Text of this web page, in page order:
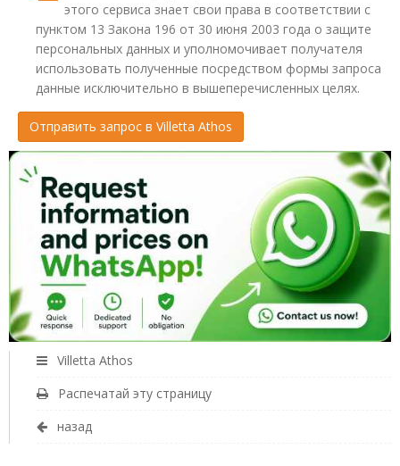
этого сервиса знает свои права в соответствии с
пунктом 13 Закона 196 от 30 июня 2003 года о защите
персональных данных и уполномочивает получателя
использовать полученные посредством формы запроса
данные исключительно в вышеперечисленных целях.
Villetta Athos
Распечатай эту страницу
назад